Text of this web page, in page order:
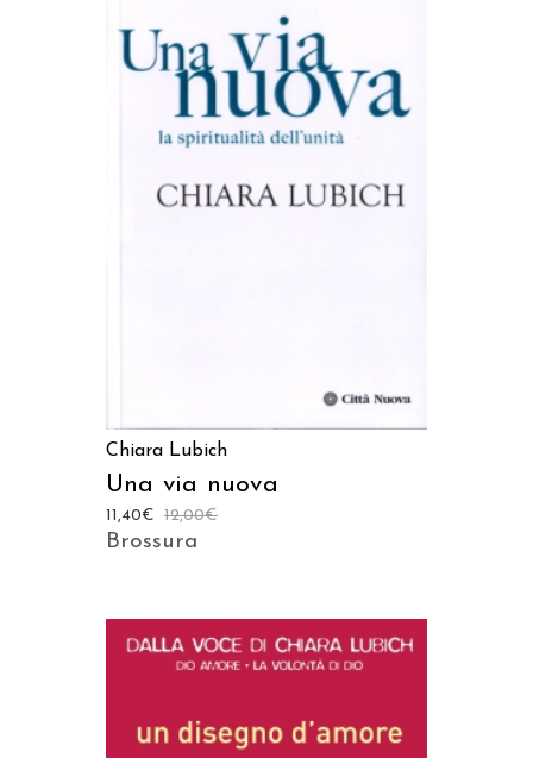
AGGIUNGI AL CARRELLO
Chiara Lubich
Una via nuova
12,00€
11,40€
Brossura